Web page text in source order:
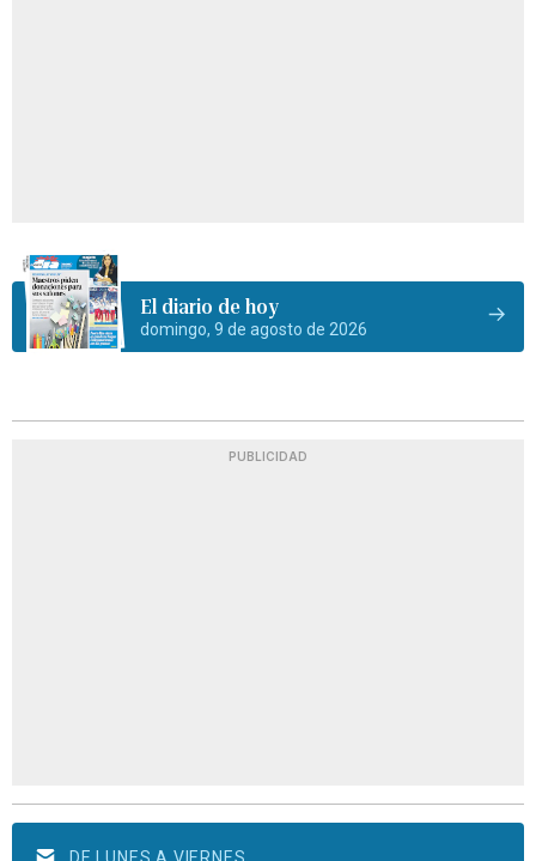
El diario de hoy
domingo, 9 de agosto de 2026
PUBLICIDAD